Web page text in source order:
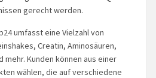
gerecht werden.
umfasst eine Vielzahl von
Creatin, Aminosäuren,
mehr. Kunden können aus einer
wählen, die auf verschiedene